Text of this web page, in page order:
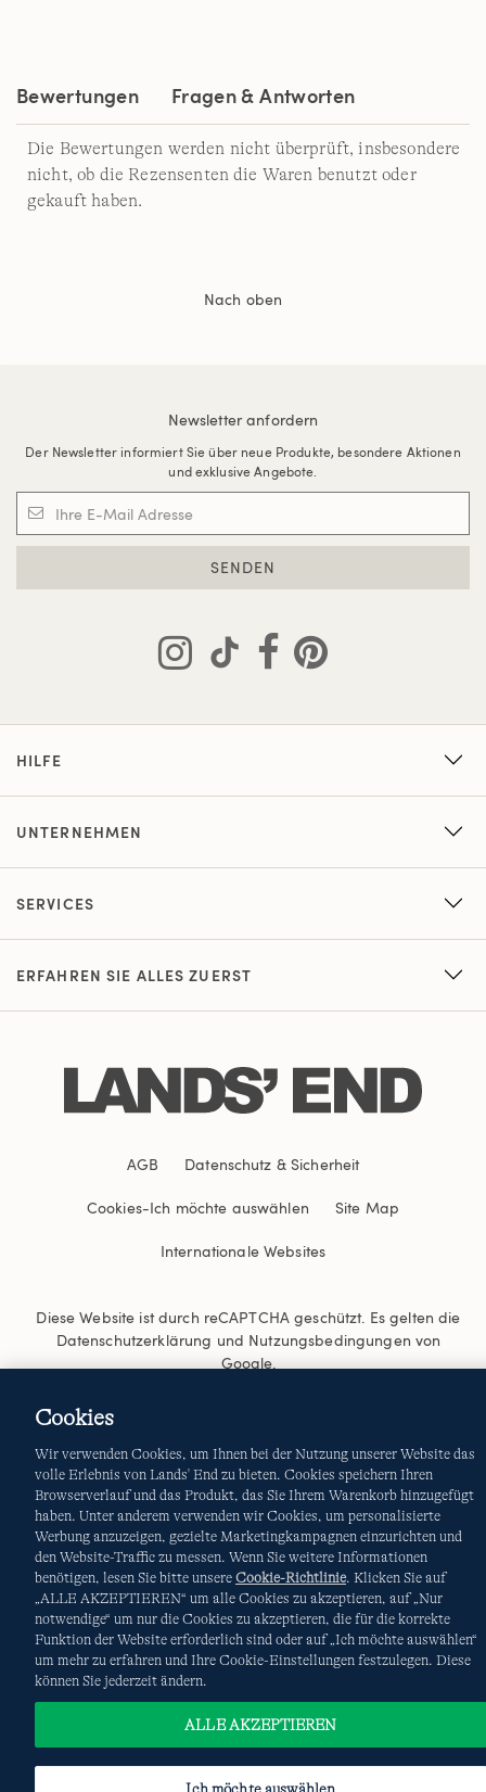
Bewertungen Fragen & Antworten
Die Bewertungen werden nicht überprüft, insbesondere
nicht, ob die Rezensenten die Waren benutzt oder
gekauft haben.
Nach oben
Newsletter anfordern
Der Newsletter informiert Sie über neue Produkte, besondere Aktionen
und exklusive Angebote.
SENDEN
HILFE
UNTERNEHMEN
SERVICES
ERFAHREN SIE ALLES ZUERST
AGB Datenschutz & Sicherheit
Cookies-Ich möchte auswählen Site Map
Internationale Websites
Diese Website ist durch reCAPTCHA geschützt. Es gelten die
Datenschutzerklärung und Nutzungsbedingungen von
Google.
© COPYRIGHT LANDS' END EUROPE
Cookies
Wir verwenden Cookies, um Ihnen bei der Nutzung unserer Website das
volle Erlebnis von Lands' End zu bieten. Cookies speichern Ihren
Browserverlauf und das Produkt, das Sie Ihrem Warenkorb hinzugefügt
haben. Unter anderem verwenden wir Cookies, um personalisierte
Werbung anzuzeigen, gezielte Marketingkampagnen einzurichten und
den Website-Traffic zu messen. Wenn Sie weitere Informationen
benötigen, lesen Sie bitte unsere Cookie-Richtlinie. Klicken Sie auf
„ALLE AKZEPTIEREN“ um alle Cookies zu akzeptieren, auf „Nur
notwendige“ um nur die Cookies zu akzeptieren, die für die korrekte
Funktion der Website erforderlich sind oder auf „Ich möchte auswählen“
um mehr zu erfahren und Ihre Cookie-Einstellungen festzulegen. Diese
können Sie jederzeit ändern.
ALLE AKZEPTIEREN